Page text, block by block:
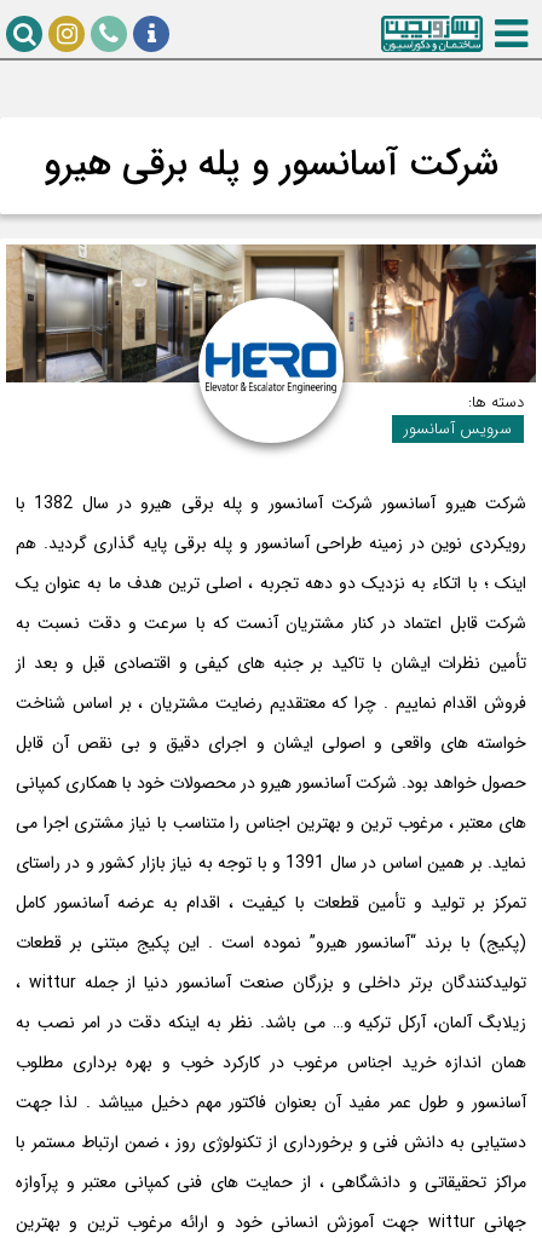
شرکت آسانسور و پله برقی هیرو
دسته ها:
سرویس آسانسور
شرکت هیرو آسانسور شركت آسانسور و پله برقی هیرو در سال 1382 با
رویکردی نوین در زمینه طراحی آسانسور و پله برقی پایه گذاری گردید. هم
اینک ؛ با اتکاء به نزدیک دو دهه تجربه ، اصلی ترین هدف ما به عنوان یک
شرکت قابل اعتماد در کنار مشتریان آنست که با سرعت و دقت نسبت به
تأمین نظرات ایشان با تاکید بر جنبه های کیفی و اقتصادی قبل و بعد از
فروش اقدام نماییم . چرا که معتقدیم رضایت مشتریان ، بر اساس شناخت
خواسته های واقعی و اصولی ایشان و اجرای دقیق و بی نقص آن قابل
حصول خواهد بود. شرکت آسانسور هیرو در محصولات خود با همکاری کمپانی
های معتبر ، مرغوب ترین و بهترین اجناس را متناسب با نیاز مشتری اجرا می
نماید. بر همین اساس در سال 1391 و با توجه به نیاز بازار کشور و در راستای
تمركز بر تولید و تأمین قطعات با كیفیت ، اقدام به عرضه آسانسور کامل
(پکیج) با برند “آسانسور هیرو” نموده است . این پکیج مبتنی بر قطعات
تولیدکنندگان برتر داخلی و بزرگان صنعت آسانسور دنیا از جمله wittur ،
زیلابگ آلمان، آرکل ترکیه و… می باشد. نظر به اینکه دقت در امر نصب به
همان اندازه خرید اجناس مرغوب در کارکرد خوب و بهره برداری مطلوب
آسانسور و طول عمر مفید آن بعنوان فاکتور مهم دخیل میباشد . لذا جهت
دستیابی به دانش فنی و برخورداری از تکنولوژی روز ، ضمن ارتباط مستمر با
مراکز تحقیقاتی و دانشگاهی ، از حمایت های فنی کمپانی معتبر و پرآوازه
جهانی wittur جهت آموزش انسانی خود و ارائه مرغوب ترین و بهترین